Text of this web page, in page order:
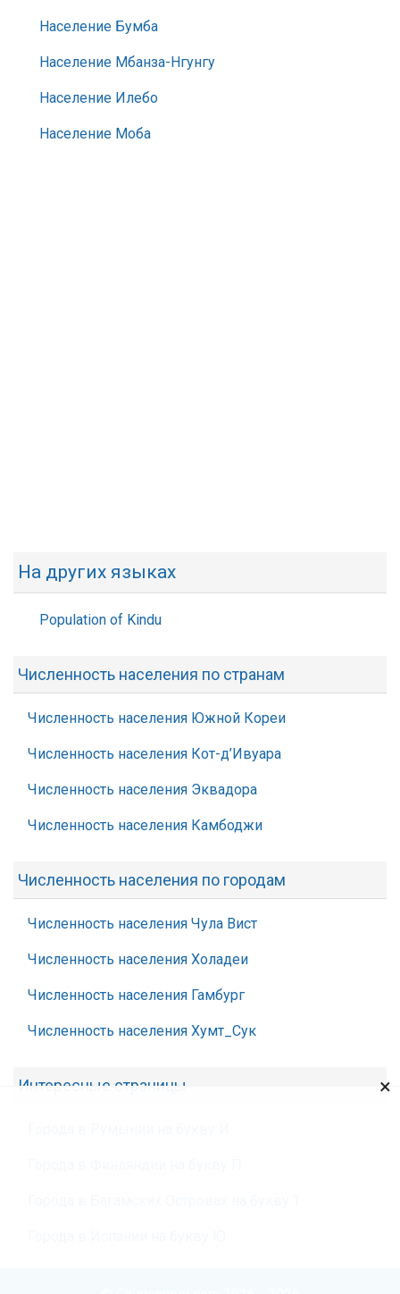
Население Бумба
Население Мбанза-Нгунгу
Население Илебо
Население Моба
На других языках
Population of Kindu
Численность населения по странам
Численность населения Южной Кореи
Численность населения Кот-д’Ивуара
Численность населения Эквадора
Численность населения Камбоджи
Численность населения по городам
Численность населения Чула Вист
Численность населения Холадеи
Численность населения Гамбург
Численность населения Хумт_Сук
Интересные страницы ×